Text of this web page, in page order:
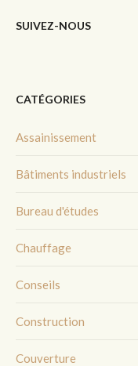
SUIVEZ-NOUS
CATÉGORIES
Assainissement
Bâtiments industriels
Bureau d'études
Chauffage
Conseils
Construction
Couverture